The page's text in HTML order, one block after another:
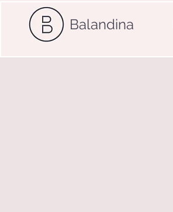
Balandina